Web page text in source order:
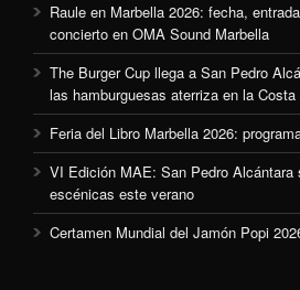
Raule en Marbella 2026: fecha,
concierto en OMA Sound Marbella
The Burger Cup llega a San Pedro
las hamburguesas aterriza en la Costa
Feria del Libro Marbella 2026:
VI Edición MAE: San Pedro Alcántara
escénicas este verano
Certamen Mundial del Jamón Popi